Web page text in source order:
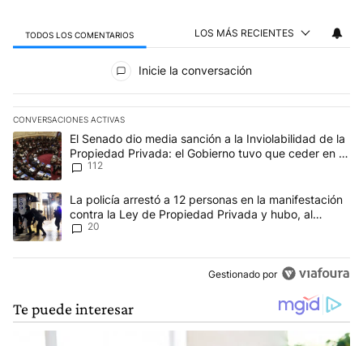
TODOS LOS COMENTARIOS LOS MÁS RECIENTES
Todos los comentarios
Inicie la conversación
CONVERSACIONES ACTIVAS
Este listado muestra los artículos con más comentarios en los
Un artículo de tendencia con el título "El Senado dio media
El Senado dio media sanción a la Inviolabilidad de la
Propiedad Privada: el Gobierno tuvo que ceder en la
Ley del Manejo del Fuego
112
Un artículo de tendencia con el título "La policía arrestó a 12
La policía arrestó a 12 personas en la manifestación
contra la Ley de Propiedad Privada y hubo, al
menos, 3 agentes heridos
20
Gestionado por